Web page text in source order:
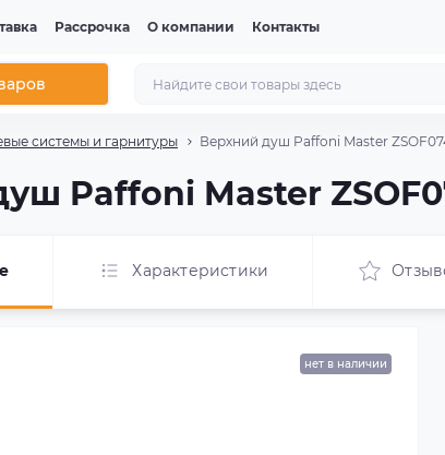
Рассрочка О компании Контакты
системы и гарнитуры Верхний душ Paffoni Master
Paffoni Master
Характеристики
нет в наличии